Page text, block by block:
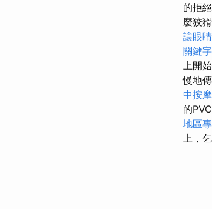
的拒
麼狡
讓眼
關鍵字
上開
慢地
中按
的
地區
上，